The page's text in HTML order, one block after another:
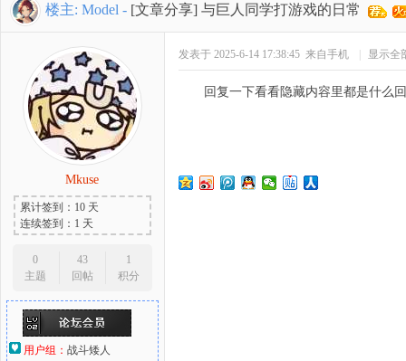
巨 » › › ›
楼主: Model - [文章分享] 与巨人同学打游戏的日常
Mkuse
累计签到：10 天
连续签到：1 天
0
主题
43
回帖
1
积分
用户组： 战斗矮人
发表于 2025-6-14 17:38:45 来自手机 显示全
回复一下看看隐藏内容里都是什么